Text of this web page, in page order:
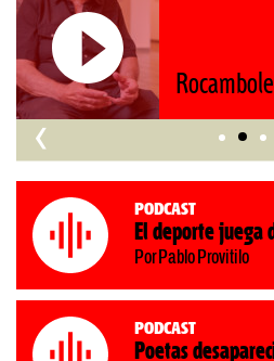
‹
Podcast
El deporte juega
Por Pablo Provitilo
Podcast
Poetas